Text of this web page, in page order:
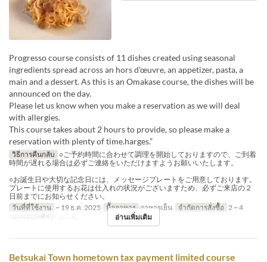
Progresso course consists of 11 dishes created using seasonal
ingredients spread across an hors d'œuvre, an appetizer, pasta, a
main and a dessert. As this is an Omakase course, the dishes will be
announced on the day.
Please let us know when you make a reservation as we will deal
with allergies.
This course takes about 2 hours to provide, so please make a
reservation with plenty of time.harges.”
วิธีการคืนกลับ ○ご予約時間に合わせて調理を開始しておりますので、ご到着
時間が遅れる場合は必ずご連絡をいただけますようお願いいたします。
○お誕生日や大切な記念日には、メッセージプレートをご用意しております。
プレートに使用するお花は仕入れの状況がございますため、必ずご来店の２
日前までにお知らせください。
วันที่ที่ใช้งาน ~ 19 ธ.ค. 2025 มื้ออาหาร อาหารเย็น จำกัดการสั่งซื้อ 2 ~ 4
หมวดหมู่ที่นั่ง
misola อ่านเพิ่มเติม
Betsukai Town hometown tax payment limited course